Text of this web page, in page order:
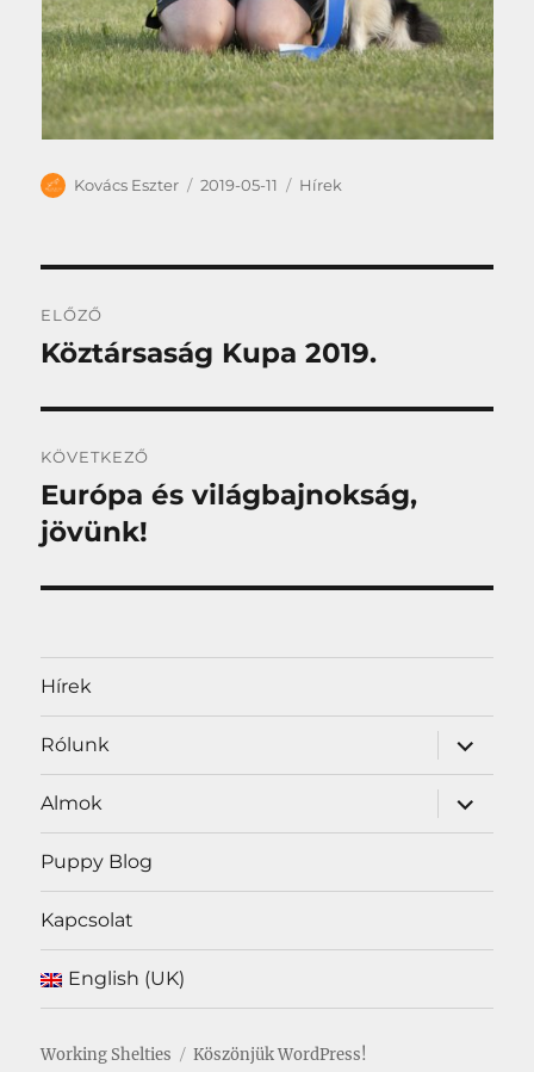
Szerző
Kovács Eszter Közzétéve
2019-05-11 Kategória
Hírek
navigáció
ELŐZŐ
Korábbi
Köztársaság Kupa 2019.
KÖVETKEZŐ
Következő
bejegyzés:
Európa és világbajnokság,
jövünk!
Hírek
Rólunk
almenü
Almok
almenü
Puppy Blog
Kapcsolat
English (UK)
Working Shelties Köszönjük WordPress!